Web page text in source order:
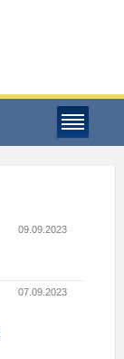
09.09.2023
07.09.2023